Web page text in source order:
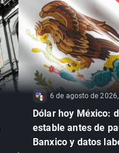
6 de agosto de
Dólar hoy México:
estable antes de
Banxico y datos